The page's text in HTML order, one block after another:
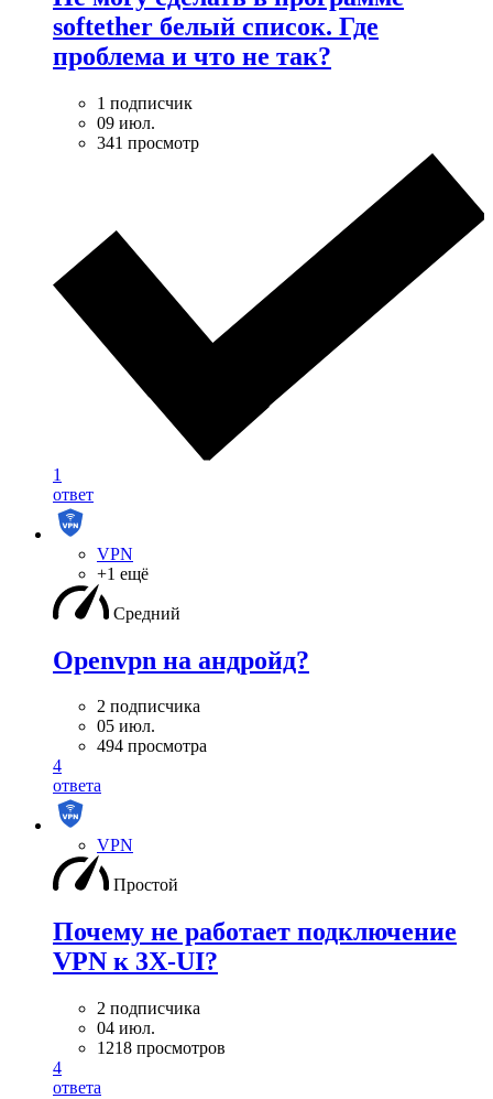
softether белый список. Где
проблема и что не так?
1 подписчик
09 июл.
341 просмотр
1
ответ
VPN
+1 ещё
Средний
Openvpn на андройд?
2 подписчика
05 июл.
494 просмотра
4
ответа
VPN
Простой
Почему не работает подключение
VPN к 3X-UI?
2 подписчика
04 июл.
1218 просмотров
4
ответа